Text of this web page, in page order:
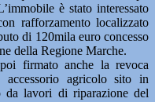
è stato interessato
rafforzamento localizzato
di 120mila euro concesso
della Regione Marche.
firmato anche la revoca
agricolo sito in
da lavori di riparazione del